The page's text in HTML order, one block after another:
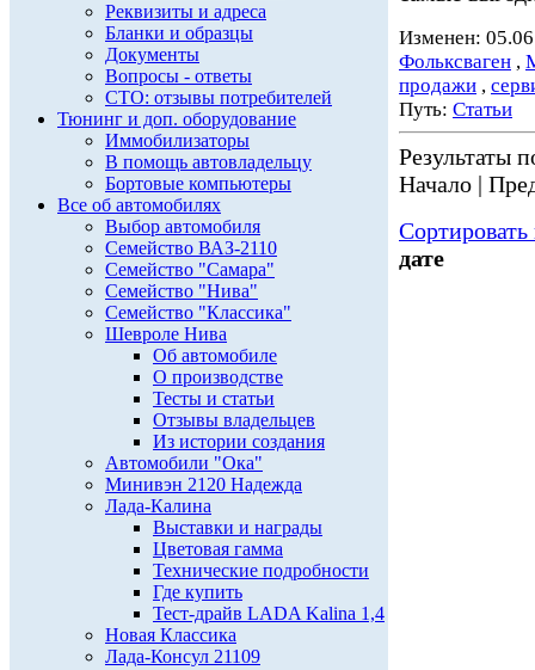
Реквизиты и адреса
Бланки и образцы
Документы
Вопросы - ответы
СТО: отзывы потребителей
Тюнинг и доп. оборудование
Иммобилизаторы
В помощь автовладельцу
Бортовые компьютеры
Все об автомобилях
Выбор автомобиля
Семейство ВАЗ-2110
Семейство "Самара"
Семейство "Нива"
Семейство "Классика"
Шевроле Нива
Об автомобиле
О производстве
Тесты и статьи
Отзывы владельцев
Из истории создания
Автомобили "Ока"
Минивэн 2120 Надежда
Лада-Калина
Выставки и награды
Цветовая гамма
Технические подробности
Где купить
Тест-драйв LADA Kalina 1,4
Новая Классика
Лада-Консул 21109
Изменен:
Фольксваген ,
продажи ,
Путь: Статьи
Результаты
Начало |
дате